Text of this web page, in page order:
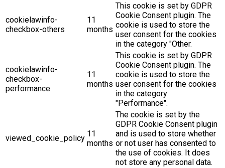
cookielawinfo-
checkbox-others
11
months
This cookie is set by GDPR
Cookie Consent plugin. The
cookie is used to store the
user consent for the cookies
in the category "Other.
cookielawinfo-
checkbox-
performance
11
months
This cookie is set by GDPR
Cookie Consent plugin. The
cookie is used to store the
user consent for the cookies
in the category
"Performance".
viewed_cookie_policy 11
months
The cookie is set by the
GDPR Cookie Consent plugin
and is used to store whether
or not user has consented to
the use of cookies. It does
not store any personal data.